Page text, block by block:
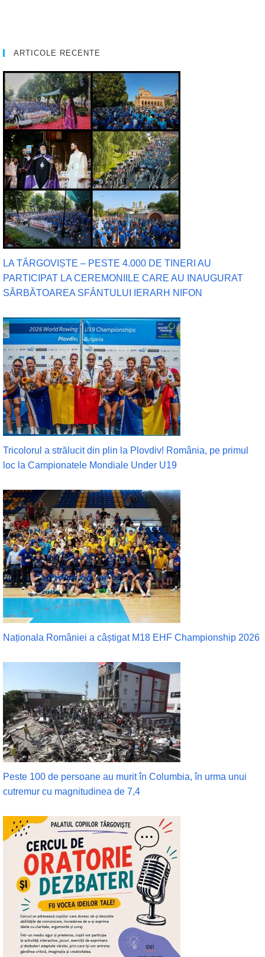
ARTICOLE RECENTE
LA TÂRGOVIȘTE – PESTE 4.000 DE TINERI AU
PARTICIPAT LA CEREMONIILE CARE AU INAUGURAT
SĂRBĂTOAREA SFÂNTULUI IERARH NIFON
Tricolorul a strălucit din plin la Plovdiv! România, pe primul
loc la Campionatele Mondiale Under U19
Naționala României a câștigat M18 EHF Championship 2026
Peste 100 de persoane au murit în Columbia, în urma unui
cutremur cu magnitudinea de 7,4